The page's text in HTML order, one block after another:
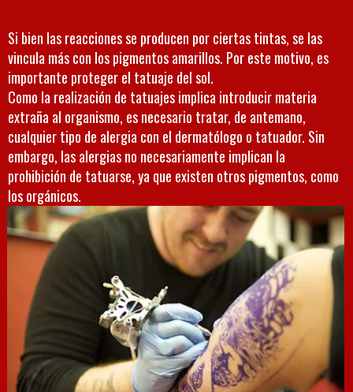
Si bien las reacciones se producen por ciertas tintas, se las
vincula más con los pigmentos amarillos. Por este motivo, es
importante proteger el tatuaje del sol.
Como la realización de tatuajes implica introducir materia
extraña al organismo, es necesario tratar, de antemano,
cualquier tipo de alergia con el dermatólogo o tatuador. Sin
embargo, las alergias no necesariamente implican la
prohibición de tatuarse, ya que existen otros pigmentos, como
los orgánicos.